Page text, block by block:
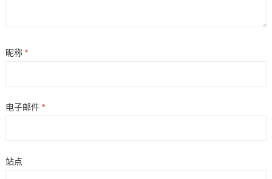
昵称 *
电子邮件 *
站点